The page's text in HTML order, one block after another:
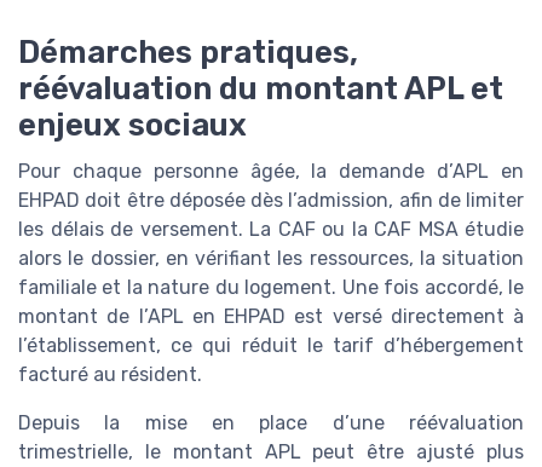
Démarches pratiques,
réévaluation du montant APL et
enjeux sociaux
Pour chaque personne âgée, la demande d’APL en
EHPAD doit être déposée dès l’admission, afin de limiter
les délais de versement. La CAF ou la CAF MSA étudie
alors le dossier, en vérifiant les ressources, la situation
familiale et la nature du logement. Une fois accordé, le
montant de l’APL en EHPAD est versé directement à
l’établissement, ce qui réduit le tarif d’hébergement
facturé au résident.
Depuis la mise en place d’une réévaluation
trimestrielle, le montant APL peut être ajusté plus